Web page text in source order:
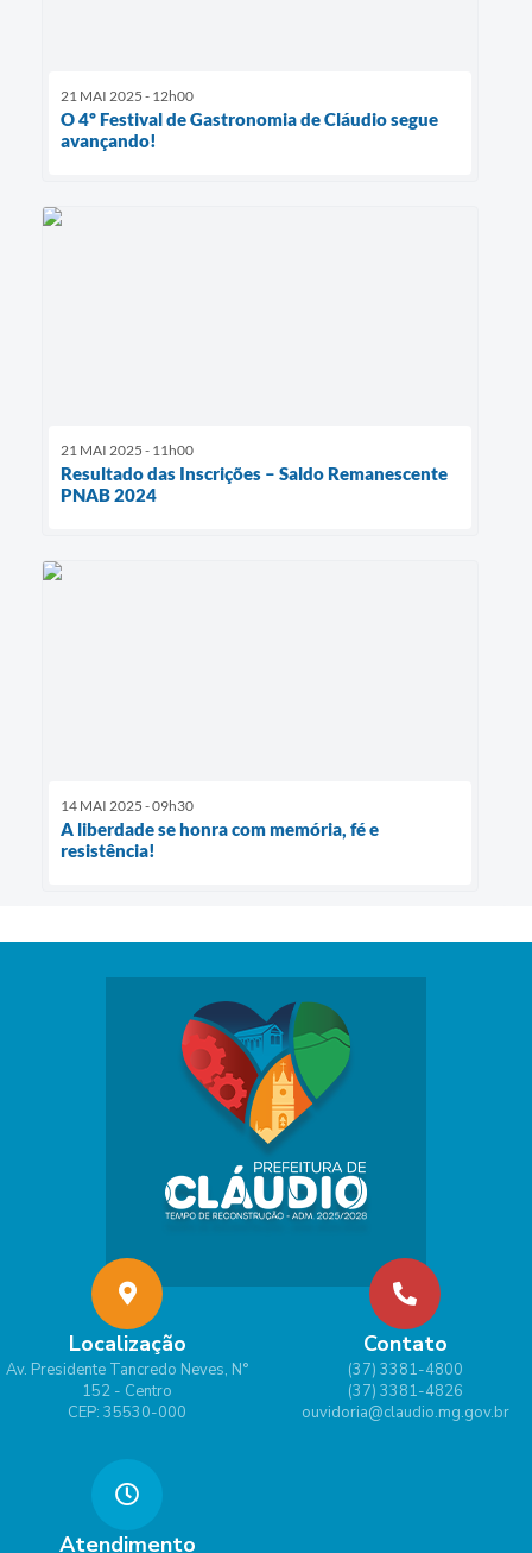
21 MAI 2025 - 12h00
O 4º Festival de Gastronomia de Cláudio segue
avançando!
21 MAI 2025 - 11h00
Resultado das Inscrições – Saldo Remanescente
PNAB 2024
14 MAI 2025 - 09h30
A liberdade se honra com memória, fé e
resistência!
Localização
Av. Presidente Tancredo Neves, N°
152 - Centro
CEP: 35530-000
Contato
(37) 3381-4800
(37) 3381-4826
ouvidoria@claudio.mg.gov.br
Atendimento